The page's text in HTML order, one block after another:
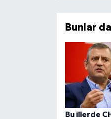
Bunlar
Bu illerde